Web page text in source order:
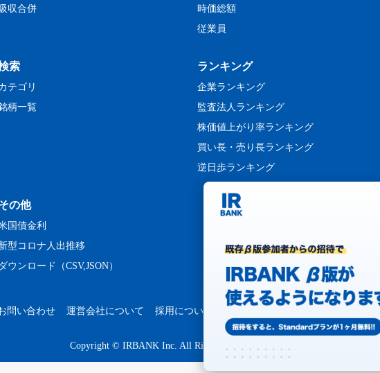
収合併
時価総額
従業員
索
テゴリ
柄一覧
ランキング
企業ランキング
監査法人ランキング
株価値上がり率ランキング
買い長・売り長ランキング
逆日歩ランキング
の他
国債金利
型コロナ人出推移
ダウンロード（CSV,JSON）
問い合わせ 運営会社について 採用について
Copyright © IRBANK Inc. All Rights Reserved.